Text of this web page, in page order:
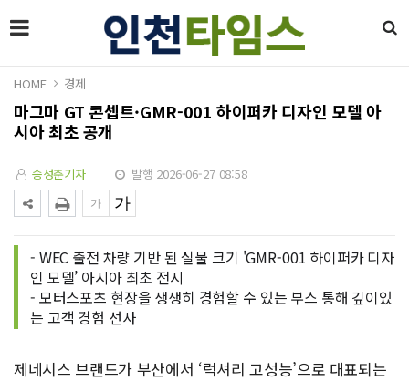
HOME 경제
마그마 GT 콘셉트·GMR-001 하이퍼카 디자인 모델 아
시아 최초 공개
송성춘기자 발행 2026-06-27 08:58
- WEC 출전 차량 기반 된 실물 크기 'GMR-001 하이퍼카 디자
인 모델’ 아시아 최초 전시
- 모터스포츠 현장을 생생히 경험할 수 있는 부스 통해 깊이있
는 고객 경험 선사
제네시스 브랜드가 부산에서 ‘럭셔리 고성능’으로 대표되는